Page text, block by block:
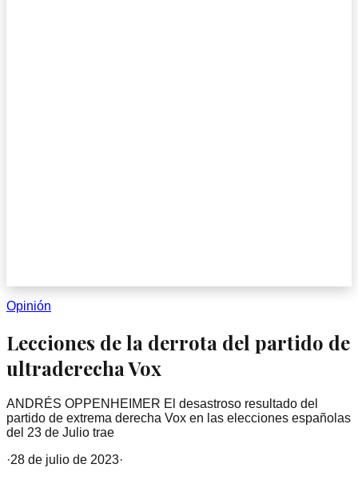
Opinión
Lecciones de la derrota del partido de
ultraderecha Vox
ANDRÉS OPPENHEIMER El desastroso resultado del
partido de extrema derecha Vox en las elecciones españolas
del 23 de Julio trae
·28 de julio de 2023·